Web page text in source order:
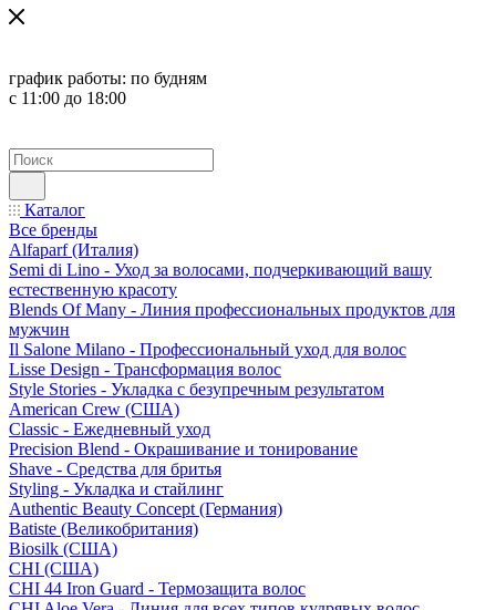
график работы: по будням
с 11:00 до 18:00
Каталог
Все бренды
Alfaparf (Италия)
Semi di Lino - Уход за волосами, подчеркивающий вашу
естественную красоту
Blends Of Many - Линия профессиональных продуктов для
мужчин
Il Salone Milano - Профессиональный уход для волос
Lisse Design - Трансформация волос
Style Stories - Укладка с безупречным результатом
American Crew (США)
Classic - Ежедневный уход
Precision Blend - Окрашивание и тонирование
Shave - Средства для бритья
Styling - Укладка и стайлинг
Authentic Beauty Concept (Германия)
Batiste (Великобритания)
Biosilk (США)
CHI (США)
CHI 44 Iron Guard - Термозащита волос